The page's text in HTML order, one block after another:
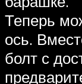
Теперь
ось.
болт с